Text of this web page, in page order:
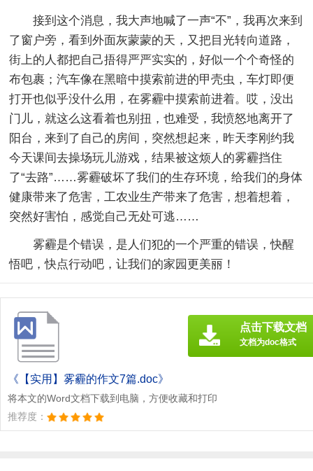
接到这个消息，我大声地喊了一声“不”，我再次来到
了窗户旁，看到外面灰蒙蒙的天，又把目光转向道路，
街上的人都把自己捂得严严实实的，好似一个个奇怪的
布包裹；汽车像在黑暗中摸索前进的甲壳虫，车灯即便
打开也似乎没什么用，在雾霾中摸索前进着。哎，没出
门儿，就这么这看着也别扭，也难受，我愤怒地离开了
阳台，来到了自己的房间，突然想起来，昨天李刚约我
今天课间去操场玩儿游戏，结果被这烦人的雾霾挡住
了“去路”……雾霾破坏了我们的生存环境，给我们的身体
健康带来了危害，工农业生产带来了危害，想着想着，
突然好害怕，感觉自己无处可逃……
雾霾是个错误，是人们犯的一个严重的错误，快醒
悟吧，快点行动吧，让我们的家园更美丽！
《【实用】雾霾的作文7篇.doc》
将本文的Word文档下载到电脑，方便收藏和打印
推荐度：
点击下载文档
文档为doc格式